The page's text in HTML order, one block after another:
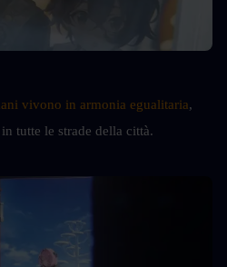
vivono in armonia egualitaria,
tutte le strade della città.